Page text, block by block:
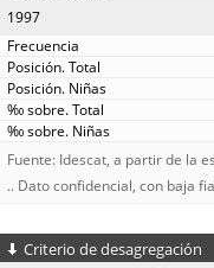
1997
Fuente: Idescat, a partir de la
.. Dato confidencial, con baja
Criterio de desagregación